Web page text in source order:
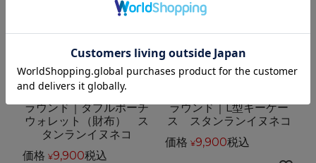
【送料無料】
ラウンド｜ダブルポーチ
ウォレット（財布） ス
タンランイヌネコ
価格 ¥9,900税込
ラウンド｜L型キーケー
ス スタンランイヌネコ
価格 ¥9,900税込